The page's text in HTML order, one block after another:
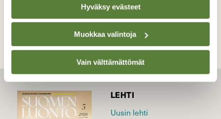
Hyväksy evästeet
Muokkaa valintoja
Vain välttämättömät
TAKAISIN LISTAAN
LEHTI
Uusin lehti